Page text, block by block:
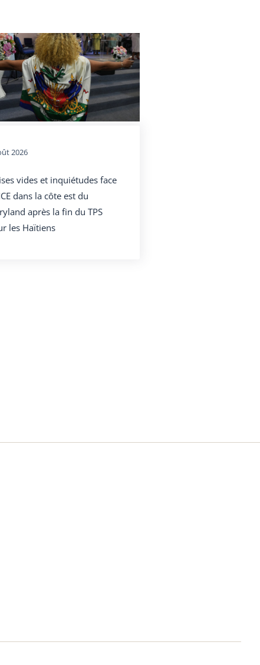
2026
vides et inquiétudes face
dans la côte est du
après la fin du TPS
les Haïtiens